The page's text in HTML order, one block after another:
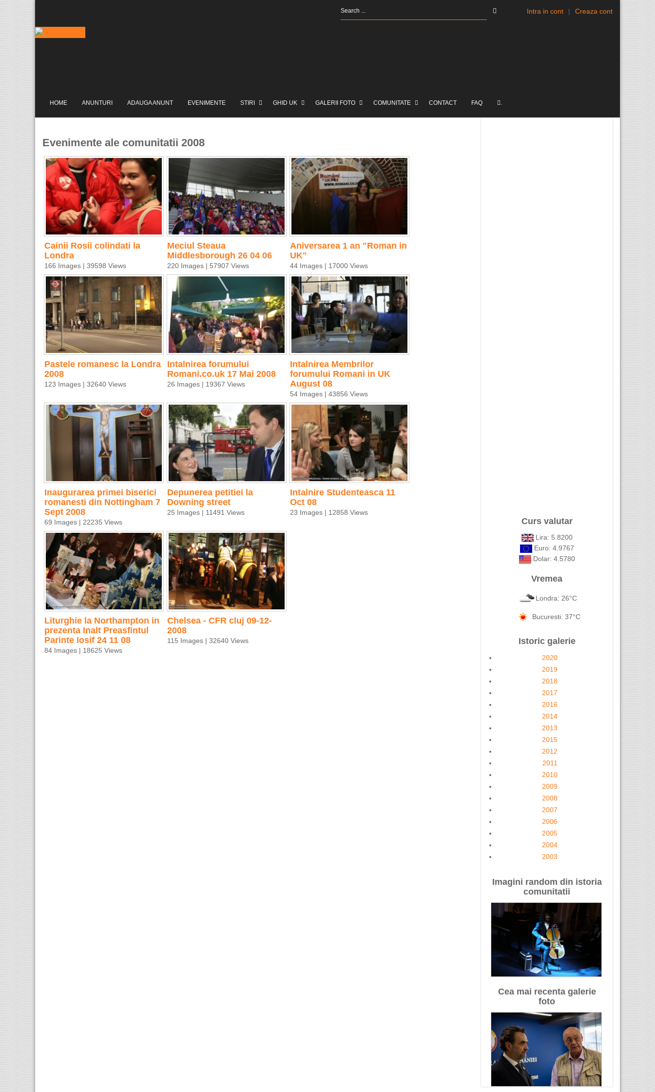
Intra in cont | Creaza cont
HOME ANUNTURI ADAUGA ANUNT EVENIMENTE STIRI GHID UK GALERII FOTO COMUNITATE CONTACT FAQ .
Evenimente ale comunitatii 2008
Cainii Rosii colindati la
Londra
166 Images | 39598 Views
Meciul Steaua
Middlesborough 26 04 06
220 Images | 57907 Views
Aniversarea 1 an "Roman in
UK"
44 Images | 17000 Views
Pastele romanesc la Londra
2008
123 Images | 32640 Views
Intalnirea forumului
Romani.co.uk 17 Mai 2008
26 Images | 19367 Views
Intalnirea Membrilor
forumului Romani in UK
August 08
54 Images | 43856 Views
Inaugurarea primei biserici
romanesti din Nottingham 7
Sept 2008
69 Images | 22235 Views
Depunerea petitiei la
Downing street
25 Images | 11491 Views
Intalnire Studenteasca 11
Oct 08
23 Images | 12858 Views
Liturghie la Northampton in
prezenta Inalt Preasfintul
Parinte Iosif 24 11 08
84 Images | 18625 Views
Chelsea - CFR cluj 09-12-
2008
115 Images | 32640 Views
Curs valutar
Lira: 5.8200
Euro: 4.9767
Dolar: 4.5780
Vremea
Londra: 26°C
Bucuresti: 37°C
Istoric galerie
2020
2019
2018
2017
2016
2014
2013
2015
2012
2011
2010
2009
2008
2007
2006
2005
2004
2003
Imagini random din istoria
comunitatii
Cea mai recenta galerie
foto